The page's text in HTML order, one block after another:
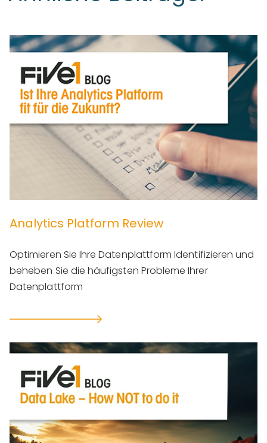
Analytics Platform Review
Optimieren Sie Ihre Datenplattform Identifizieren und
beheben Sie die häufigsten Probleme Ihrer
Datenplattform